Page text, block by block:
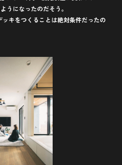
うになったのだそう。
ッキをつくることは絶対条件だったの